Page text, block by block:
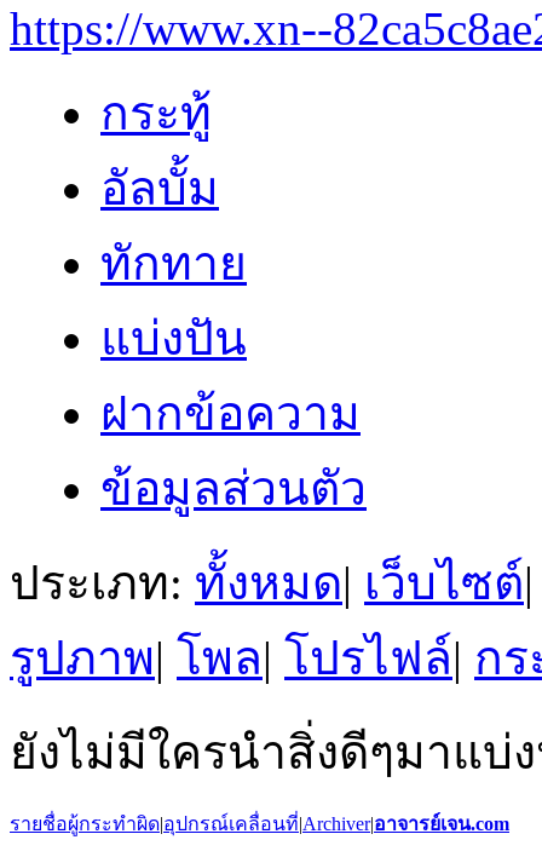
https://www.xn--
กระทู้
อัลบั้ม
ทักทาย
แบ่งปัน
ฝากข้อความ
ข้อมูลส่วนตัว
ประเภท: ทั้งหมด| เว็บไซต์|
รูปภาพ| โพล| โปรไฟล์| กร
ยังไม่มีใครนำสิ่งดีๆมาแบ่
รายชื่อผู้กระทำผิด|อุปกรณ์เคลื่อนที่|Archiver|อาจารย์เจน.com